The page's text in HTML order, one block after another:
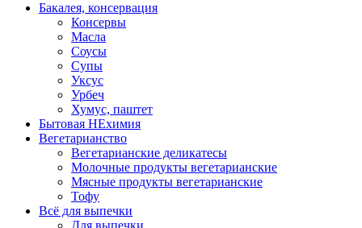
Бакалея, консервация
Консервы
Масла
Соусы
Супы
Уксус
Урбеч
Хумус, паштет
Бытовая НЕхимия
Вегетарианство
Вегетарианские деликатесы
Молочные продукты вегетарианские
Мясные продукты вегетарианские
Тофу
Всё для выпечки
Для выпечки